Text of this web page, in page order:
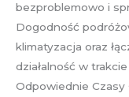
bezproblemowo i
Dogodność
klimatyzacja oraz
działalność w
Odpowiednie Czasy